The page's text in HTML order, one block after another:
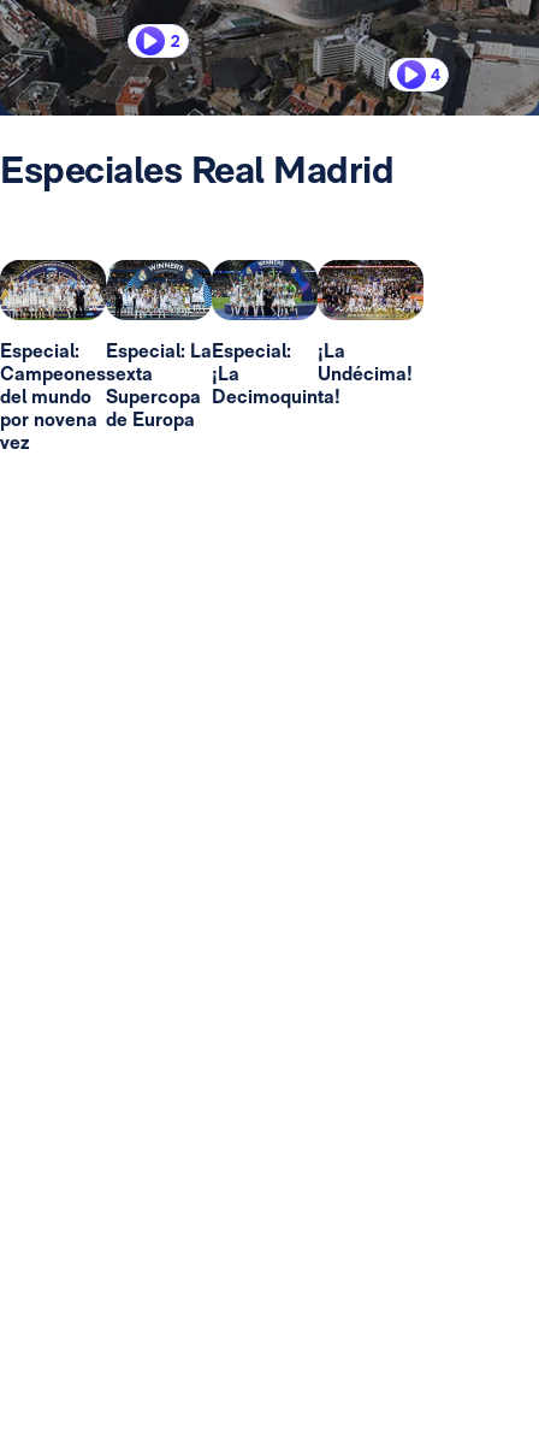
2
4
Especiales Real Madrid
Especial:
Campeones
del mundo
por novena
vez
Especial: La
sexta
Supercopa
de Europa
Especial:
¡La
Decimoquinta!
¡La
Undécima!